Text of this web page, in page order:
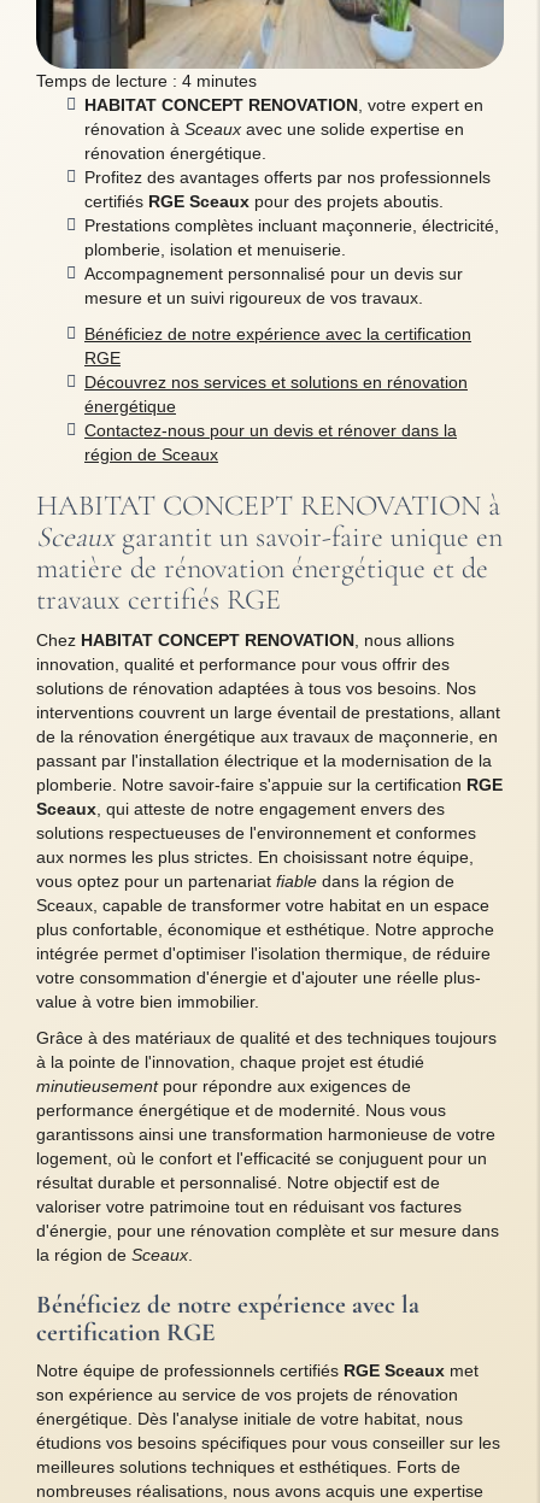
Temps de lecture : 4 minutes
HABITAT CONCEPT RENOVATION , votre expert en
rénovation à Sceaux avec une solide expertise en
rénovation énergétique.
Profitez des avantages offerts par nos professionnels
certifiés RGE Sceaux pour des projets aboutis.
Prestations complètes incluant maçonnerie, électricité,
plomberie, isolation et menuiserie.
Accompagnement personnalisé pour un devis sur
mesure et un suivi rigoureux de vos travaux.
Bénéficiez de notre expérience avec la certification
RGE
Découvrez nos services et solutions en rénovation
énergétique
Contactez-nous pour un devis et rénover dans la
région de Sceaux
HABITAT CONCEPT RENOVATION à
Sceauxgarantit un savoir-faire unique en
matière de rénovation énergétique et de
travaux certifiés RGE
Chez HABITAT CONCEPT RENOVATION , nous allions
innovation, qualité et performance pour vous offrir des
solutions de rénovation adaptées à tous vos besoins. Nos
interventions couvrent un large éventail de prestations, allant
de la rénovation énergétique aux travaux de maçonnerie, en
passant par l'installation électrique et la modernisation de la
plomberie. Notre savoir-faire s'appuie sur la certification RGE
Sceaux , qui atteste de notre engagement envers des
solutions respectueuses de l'environnement et conformes
aux normes les plus strictes. En choisissant notre équipe,
vous optez pour un partenariat fiable dans la région de
Sceaux, capable de transformer votre habitat en un espace
plus confortable, économique et esthétique. Notre approche
intégrée permet d'optimiser l'isolation thermique, de réduire
votre consommation d'énergie et d'ajouter une réelle plus-
value à votre bien immobilier.
Grâce à des matériaux de qualité et des techniques toujours
à la pointe de l'innovation, chaque projet est étudié
minutieusementpour répondre aux exigences de
performance énergétique et de modernité. Nous vous
garantissons ainsi une transformation harmonieuse de votre
logement, où le confort et l'efficacité se conjuguent pour un
résultat durable et personnalisé. Notre objectif est de
valoriser votre patrimoine tout en réduisant vos factures
d'énergie, pour une rénovation complète et sur mesure dans
la région de Sceaux
Bénéficiez de notre expérience avec la
certification RGE
Notre équipe de professionnels certifiés RGE Sceaux met
son expérience au service de vos projets de rénovation
énergétique. Dès l'analyse initiale de votre habitat, nous
étudions vos besoins spécifiques pour vous conseiller sur les
meilleures solutions techniques et esthétiques. Forts de
nombreuses réalisations, nous avons acquis une expertise